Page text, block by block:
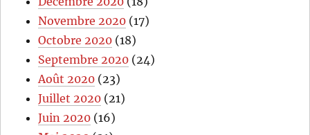
Novembre 2020 (17)
Octobre 2020 (18)
Septembre 2020 (24)
Août 2020 (23)
Juillet 2020 (21)
Juin 2020 (16)